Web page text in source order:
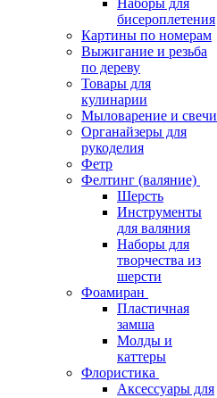
Наборы для
бисероплетения
Картины по номерам
Выжигание и резьба
по дереву
Товары для
кулинарии
Мыловарение и свечи
Органайзеры для
рукоделия
Фетр
Фелтинг (валяние)
Шерсть
Инструменты
для валяния
Наборы для
творчества из
шерсти
Фоамиран
Пластичная
замша
Молды и
каттеры
Флористика
Аксессуары для